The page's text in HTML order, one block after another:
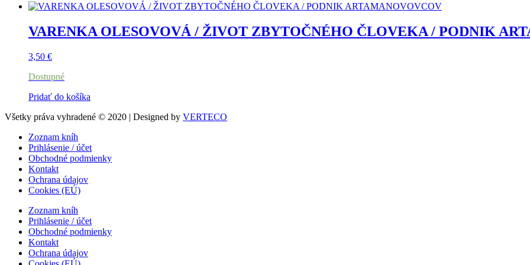
VARENKA OLESOVOVÁ / ŽIVOT ZBYTOČNÉHO ČLOVEKA / PODNIK
3,50 €
Dostupné
Pridať do košíka
Všetky práva vyhradené © 2020 | Designed by VERTECO
Zoznam kníh
Prihlásenie / účet
Obchodné podmienky
Kontakt
Ochrana údajov
Cookies (EÚ)
Zoznam kníh
Prihlásenie / účet
Obchodné podmienky
Kontakt
Ochrana údajov